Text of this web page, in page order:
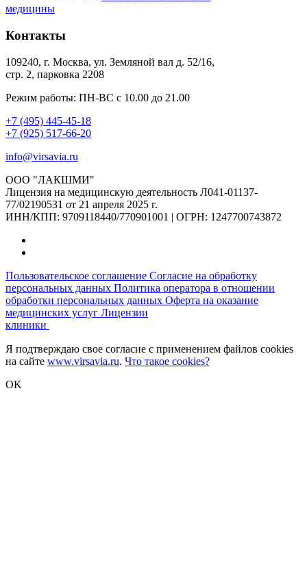
медицины
Контакты
109240, г. Москва, ул. Земляной вал д. 52/16,
стр. 2, парковка 2208
Режим работы: ПН-ВС с 10.00 до 21.00
+7 (495) 445-45-18
+7 (925) 517-66-20
info@virsavia.ru
ООО "ЛАКШМИ"
Лицензия на медицинскую деятельность Л041-01137-
77/02190531 от 21 апреля 2025 г.
ИНН/КПП: 9709118440/770901001 | ОГРН: 1247700743872
Пользовательское соглашение Согласие на обработку
персональных данных Политика оператора в отношении
обработки персональных данных Оферта на оказание
медицинских услуг Лицензии
клиники
Я подтверждаю свое согласие с применением файлов cookies
на сайте www.virsavia.ru. Что такое cookies?
OK